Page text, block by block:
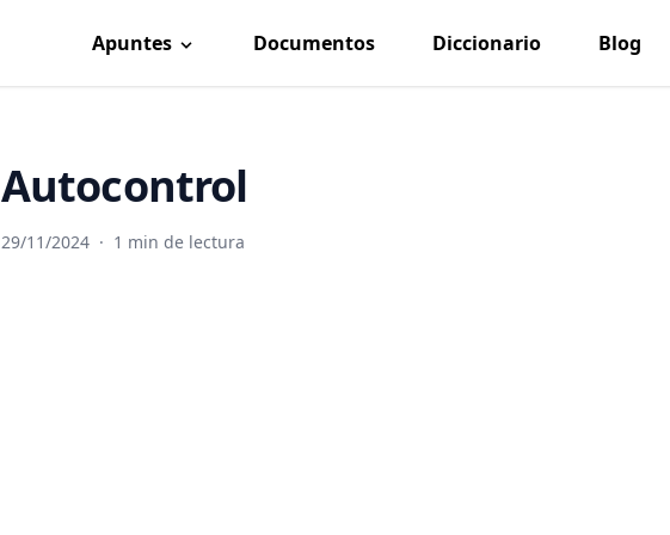
Apuntes Documentos Diccionario Blog
Autocontrol
29/11/2024 · 1 min de lectura